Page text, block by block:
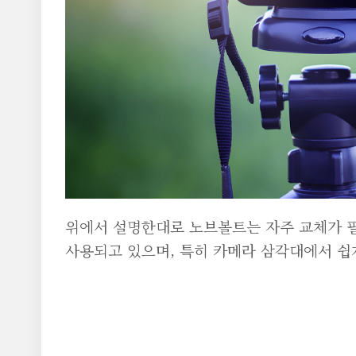
위에서 설명한대로 노브볼트는 자주 교체가
사용되고 있으며, 특히 카메라 삼각대에서